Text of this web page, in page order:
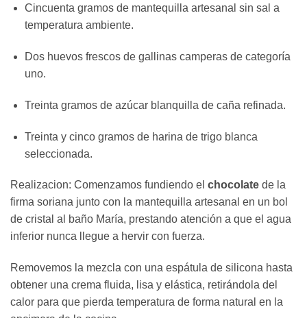
Cincuenta gramos de mantequilla artesanal sin sal a
temperatura ambiente.
Dos huevos frescos de gallinas camperas de categoría
uno.
Treinta gramos de azúcar blanquilla de caña refinada.
Treinta y cinco gramos de harina de trigo blanca
seleccionada.
Realizacion: Comenzamos fundiendo el chocolate de la
firma soriana junto con la mantequilla artesanal en un bol
de cristal al baño María, prestando atención a que el agua
inferior nunca llegue a hervir con fuerza.
Removemos la mezcla con una espátula de silicona hasta
obtener una crema fluida, lisa y elástica, retirándola del
calor para que pierda temperatura de forma natural en la